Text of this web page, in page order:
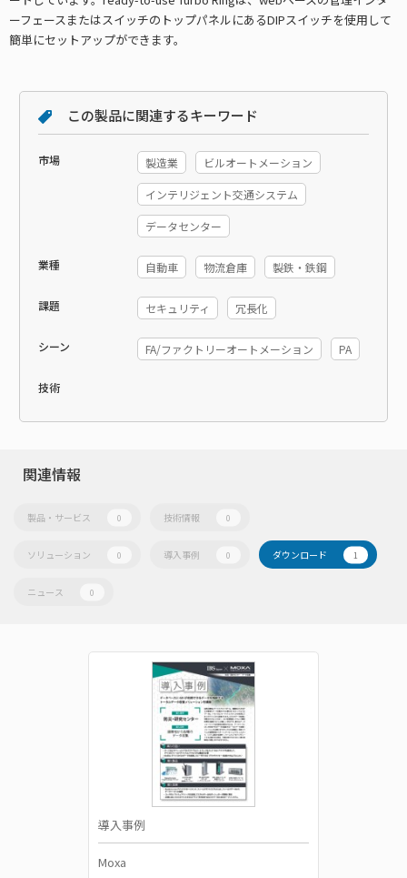
ーフェースまたはスイッチのトップパネルにあるDIPスイッチを使用して
簡単にセットアップができます。
この製品に関連するキーワード
市場 製造業 ビルオートメーション
インテリジェント交通システム
データセンター
業種 自動車 物流倉庫 製鉄・鉄鋼
課題 セキュリティ 冗長化
シーン FA/ファクトリーオートメーション PA
技術
関連情報
製品・サービス 0 技術情報 0
ソリューション 0 導入事例 0 ダウンロード 1
ニュース 0
導入事例
Moxa